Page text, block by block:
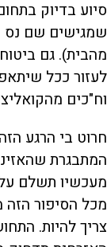
סיוע בדיוק
שמגישים שם נס
מהבית). גם
לעזור ככל
וח"כים
חרוט בי הרגע
המתבגרת
מעכשיו תשלם
מכל הסיפור הזה
צריך להיות.